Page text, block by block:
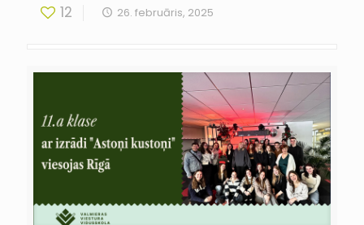
12 26. februāris, 2025